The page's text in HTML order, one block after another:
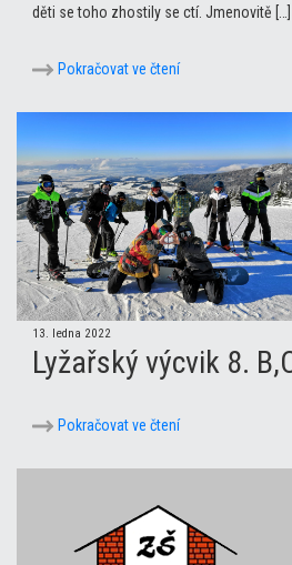
děti se toho zhostily se ctí. Jmenovitě […]
Pokračovat ve čtení
13. ledna 2022
Lyžařský výcvik 8.
Pokračovat ve čtení